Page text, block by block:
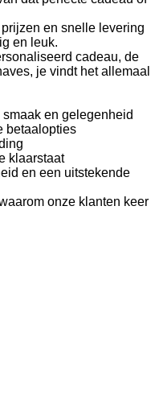
en snelle levering
en leuk.
cadeau, de
je vindt het allemaal
en gelegenheid
betaalopties
klaarstaat
en een uitstekende
onze klanten keer